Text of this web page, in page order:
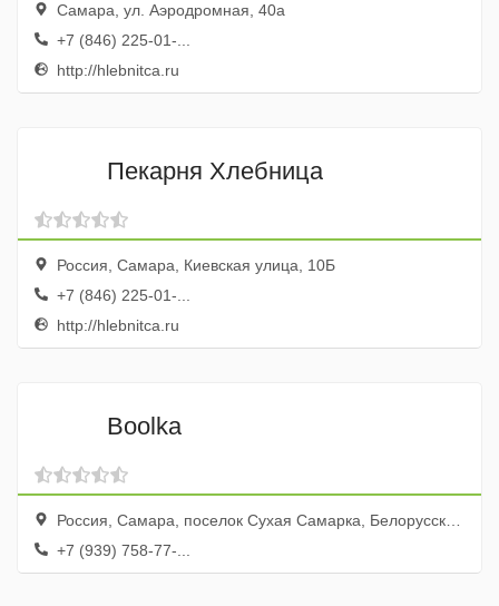
Самара, ул. Аэродромная, 40а
+7 (846) 225-01-...
http://hlebnitca.ru
Пекарня Хлебница
Россия, Самара, Киевская улица, 10Б
+7 (846) 225-01-...
http://hlebnitca.ru
Boolka
Россия, Самара, поселок Сухая Самарка, Белорусская улица, 129а
+7 (939) 758-77-...